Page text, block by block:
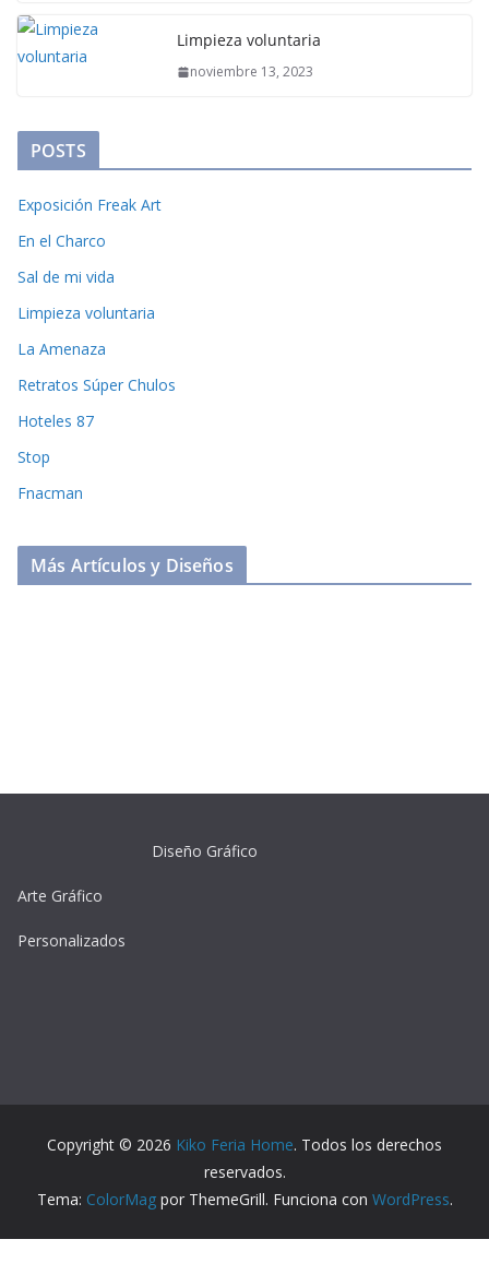
Limpieza voluntaria
noviembre 13, 2023
POSTS
Exposición Freak Art
En el Charco
Sal de mi vida
Limpieza voluntaria
La Amenaza
Retratos Súper Chulos
Hoteles 87
Stop
Fnacman
Más Artículos y Diseños
Diseño Gráfico
Arte Gráfico
Personalizados
Copyright © 2026 Kiko Feria Home. Todos los derechos
reservados.
Tema: ColorMagpor ThemeGrill. Funciona con WordPress.